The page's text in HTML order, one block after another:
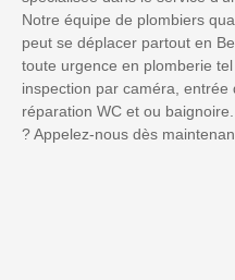
Notre équipe de plombiers
peut se déplacer partout en
toute urgence en plomberie
inspection par caméra, entrée
réparation WC et ou
? Appelez-nous dès